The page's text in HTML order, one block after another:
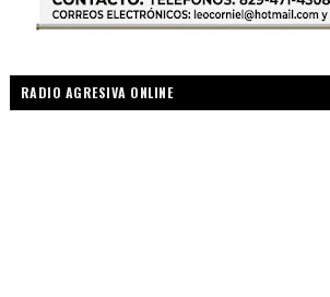
RADIO AGRESIVA ONLINE